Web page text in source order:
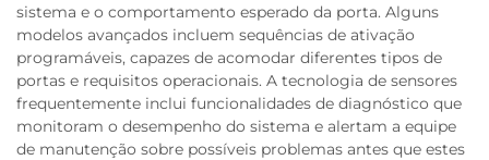
sistema e o comportamento esperado da porta. Alguns
modelos avançados incluem sequências de ativação
programáveis, capazes de acomodar diferentes tipos de
portas e requisitos operacionais. A tecnologia de sensores
frequentemente inclui funcionalidades de diagnóstico que
monitoram o desempenho do sistema e alertam a equipe
de manutenção sobre possíveis problemas antes que estes